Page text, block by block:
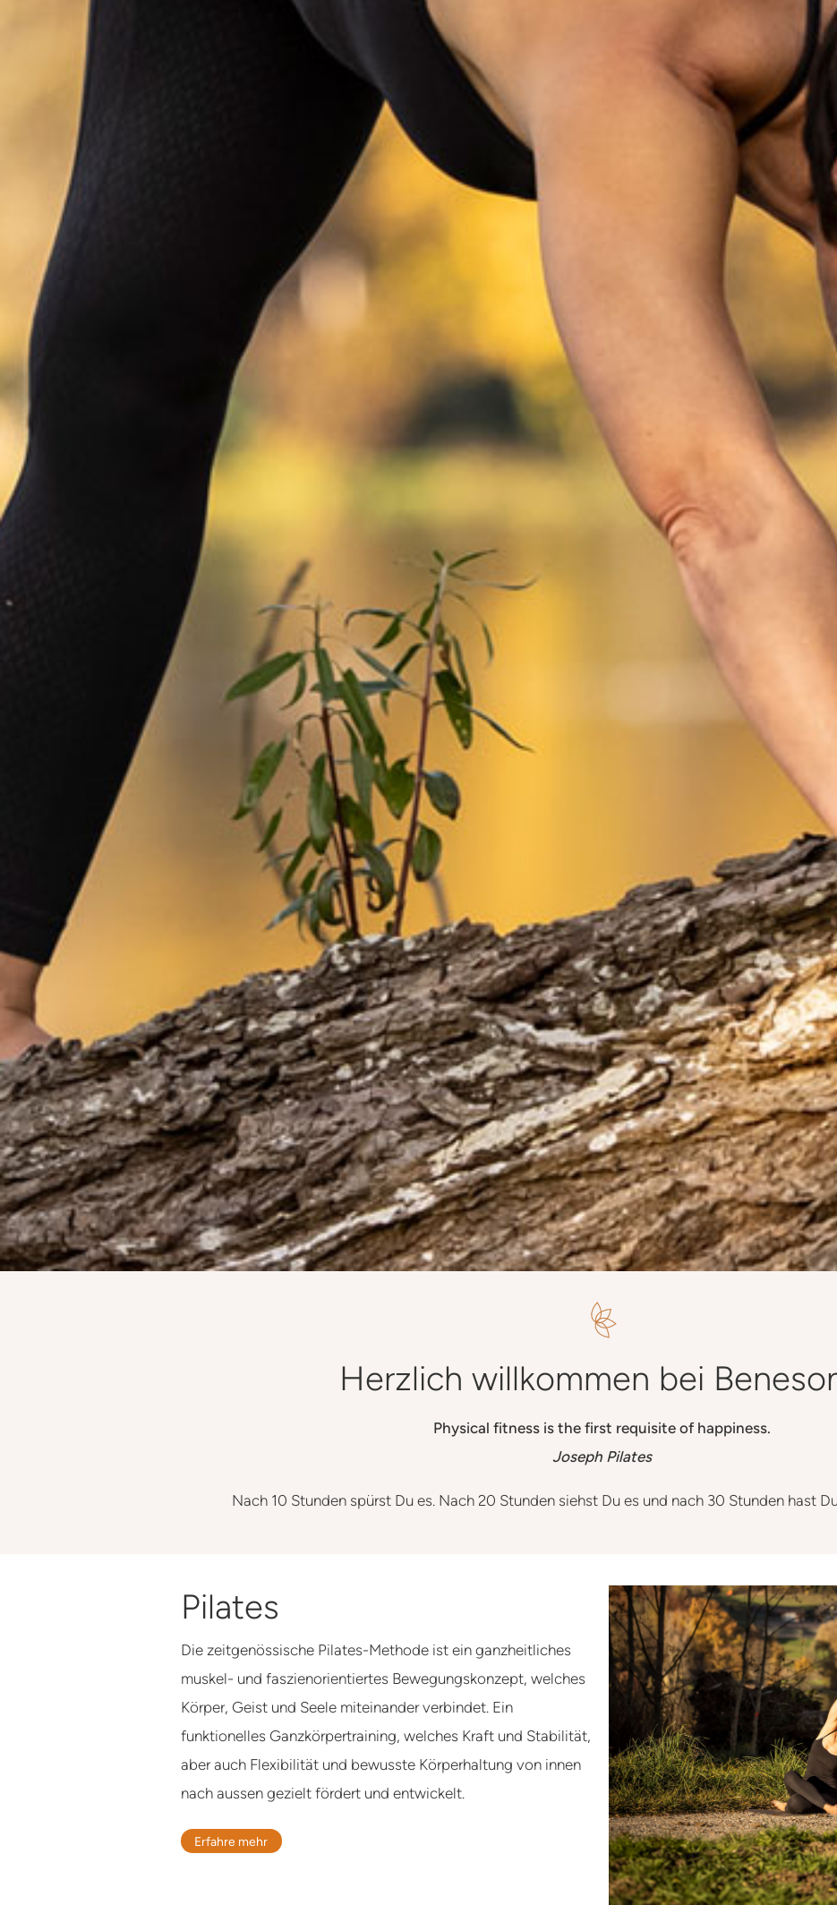
Herzlich willkommen bei
Physical fitness is the first requisite of happiness.
Joseph Pilates
Nach 10 Stunden spürst Du es. Nach 20 Stunden siehst Du es und nach 30 Stunden hast
Pilates
Die zeitgenössische Pilates-Methode ist ein ganzheitliches
muskel- und faszienorientiertes Bewegungskonzept, welches
Körper, Geist und Seele miteinander verbindet. Ein
funktionelles Ganzkörpertraining, welches Kraft und Stabilität,
aber auch Flexibilität und bewusste Körperhaltung von innen
nach aussen gezielt fördert und entwickelt.
Erfahre mehr